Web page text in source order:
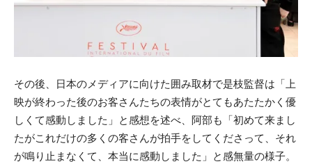
その後、日本のメディアに向けた囲み取材で是枝監督は「上
映が終わった後のお客さんたちの表情がとてもあたたかく優
しくて感動しました」と感想を述べ、阿部も「初めて来まし
たがこれだけの多くの客さんが拍手をしてくださって、それ
が鳴り止まなくて、本当に感動しました」と感無量の様子。